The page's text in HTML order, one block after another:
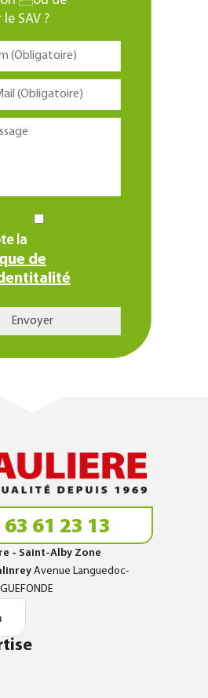
SAV ?
la
de
63 61 23 13
- Saint-Alby Zone
Avenue Languedoc-